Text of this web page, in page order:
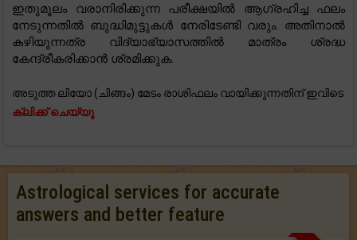
ഇതുമൂലം വരാനിരിക്കുന്ന പരീക്ഷയിൽ ആഗ്രഹിച്ച ഫലം
നേടുന്നതിൽ ബുദ്ധിമുട്ടുകൾ നേരിടേണ്ടി വരും. അതിനാൽ
കഴിയുന്നത്ര വിദ്യാഭ്യാസത്തിൽ മാത്രം ശ്രദ്ധ
കേന്ദ്രീകരിക്കാൻ ശ്രമിക്കുക.
അടുത്ത ലിയോ (ചിങ്ങം) മേടം രാശിഫലം വായിക്കുന്നതിന് ഇവിടെ
ക്ലിക്ക് ചെയ്യൂ
Astrological services for accurate
answers and better feature